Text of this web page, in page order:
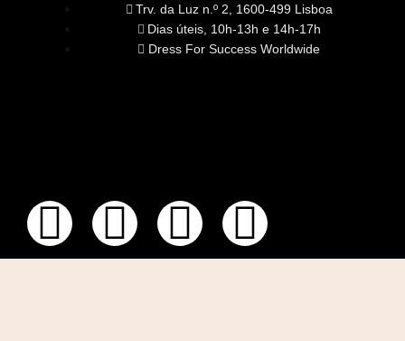
Trv. da Luz n.º 2, 1600-499 Lisboa
Dias úteis, 10h-13h e 14h-17h
Dress For Success Worldwide